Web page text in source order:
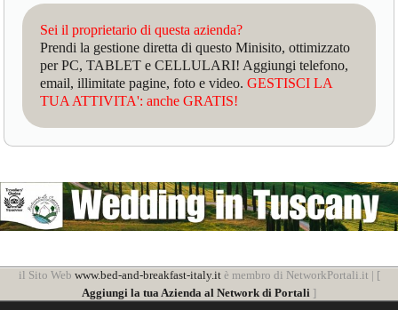
Sei il proprietario di questa azienda?
Prendi la gestione diretta di questo Minisito, ottimizzato
per PC, TABLET e CELLULARI! Aggiungi telefono,
email, illimitate pagine, foto e video.GESTISCI LA
TUA ATTIVITA': anche GRATIS!
il Sito Web www.bed-and-breakfast-italy.itè membro di NetworkPortali.it | [
Aggiungi la tua Azienda al Network di Portali ]